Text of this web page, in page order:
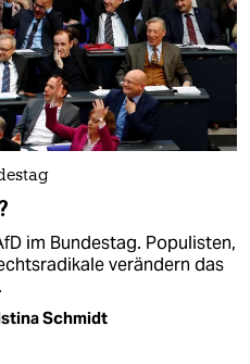
im Bundestag. Populisten,
verändern das
Schmidt